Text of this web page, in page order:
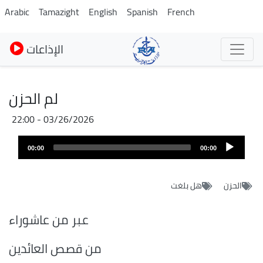
Skip
to
main
content
Arabic Tamazight English Spanish French
الإذاعات
لم الحزن
03/26/2026 - 22:00
Audio
00:00
00:00
الحزن هل بلغت
عبر من عاشوراء
من قصص العائدين